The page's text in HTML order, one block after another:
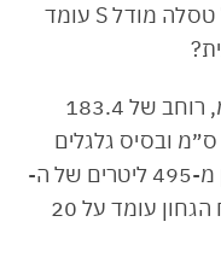
0.28Cd. לצורך השוואה, הנתון של טסלה מודל S עומד
ה-EQA הוא באורך של 446.3 ס״מ, רוחב של 183.4
נכון, ס״מ ובסיס גלגלים
של 272.9… ס״מ. תא המטען קטן מ-495 ליטרים של ה-
GLA ל-340 ליטרים ב-EQA. מרווח הגחון עומד על 20